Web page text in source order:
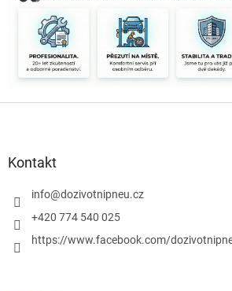
p
Kontakt
info@dozivotnipneu.cz
+420 774 540 025
https://www.facebook.com/